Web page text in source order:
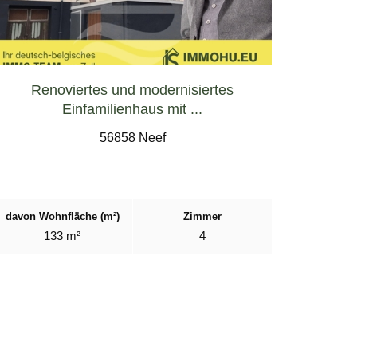
Renoviertes und modernisiertes
Einfamilienhaus mit ...
56858 Neef
davon Wohnfläche (m²)
133 m²
Zimmer
4